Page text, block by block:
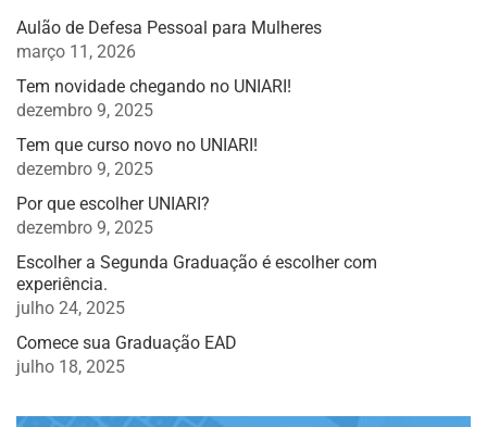
Aulão de Defesa Pessoal para Mulheres
março 11, 2026
Tem novidade chegando no UNIARI!
dezembro 9, 2025
Tem que curso novo no UNIARI!
dezembro 9, 2025
Por que escolher UNIARI?
dezembro 9, 2025
Escolher a Segunda Graduação é escolher com
experiência.
julho 24, 2025
Comece sua Graduação EAD
julho 18, 2025